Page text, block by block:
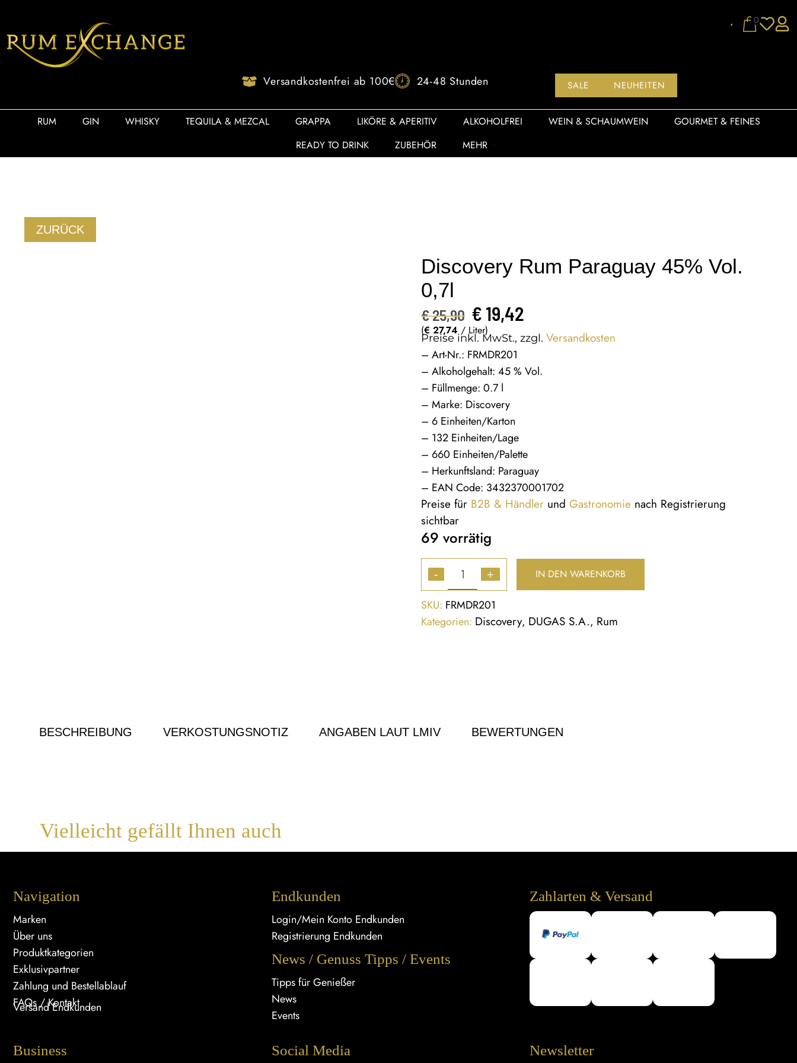
0
Versandkostenfrei ab 100€ 24-48 Stunden SALE NEUHEITEN
RUM GIN WHISKY TEQUILA & MEZCAL GRAPPA LIKÖRE & APERITIV ALKOHOLFREI WEIN & SCHAUMWEIN
GOURMET & FEINES
READY TO DRINK
ZUBEHÖR MEHR
Discovery Rum Paraguay 45% Vol.
0,7l
€25,90 €19,42
(€ 27,74 / Liter)
Preise inkl. MwSt., zzgl.Versandkosten
– Art-Nr.: FRMDR201
– Alkoholgehalt: 45 % Vol.
– Füllmenge: 0.7 l
– Marke: Discovery
– 6 Einheiten/Karton
– 132 Einheiten/Lage
– 660 Einheiten/Palette
– Herkunftsland: Paraguay
– EAN Code: 3432370001702
Preise für B2B & Händler undGastronomie nach Registrierung
sichtbar
69 vorrätig
- + IN DEN WARENKORB
SKU: FRMDR201
Kategorien: Discovery, DUGAS S.A., Rum
BESCHREIBUNG VERKOSTUNGSNOTIZ ANGABEN LAUT LMIV BEWERTUNGEN
Vielleicht gefällt Ihnen auch
Navigation
Marken
Über uns
Produktkategorien
Exklusivpartner
Zahlung und Bestellablauf
FAQs / Kontakt
Versand Endkunden
Endkunden
Login/Mein Konto Endkunden
Registrierung Endkunden
News / Genuss Tipps / Events
Tipps für Genießer
News
Events
Zahlarten & Versand
Business Social Media Newsletter